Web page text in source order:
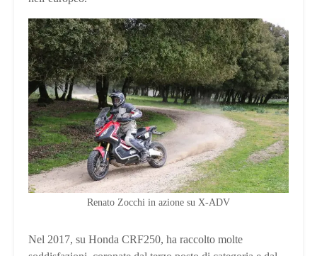
Renato Zocchi in azione su X-ADV
Nel 2017, su Honda CRF250, ha raccolto molte